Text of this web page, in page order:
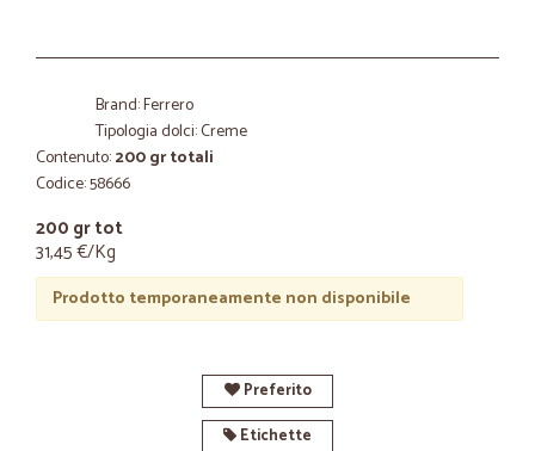
Brand: Ferrero
Tipologia dolci: Creme
Contenuto:200 gr totali
Codice: 58666
200 gr tot
31,45 €/Kg
Prodotto temporaneamente non disponibile
Preferito
Etichette